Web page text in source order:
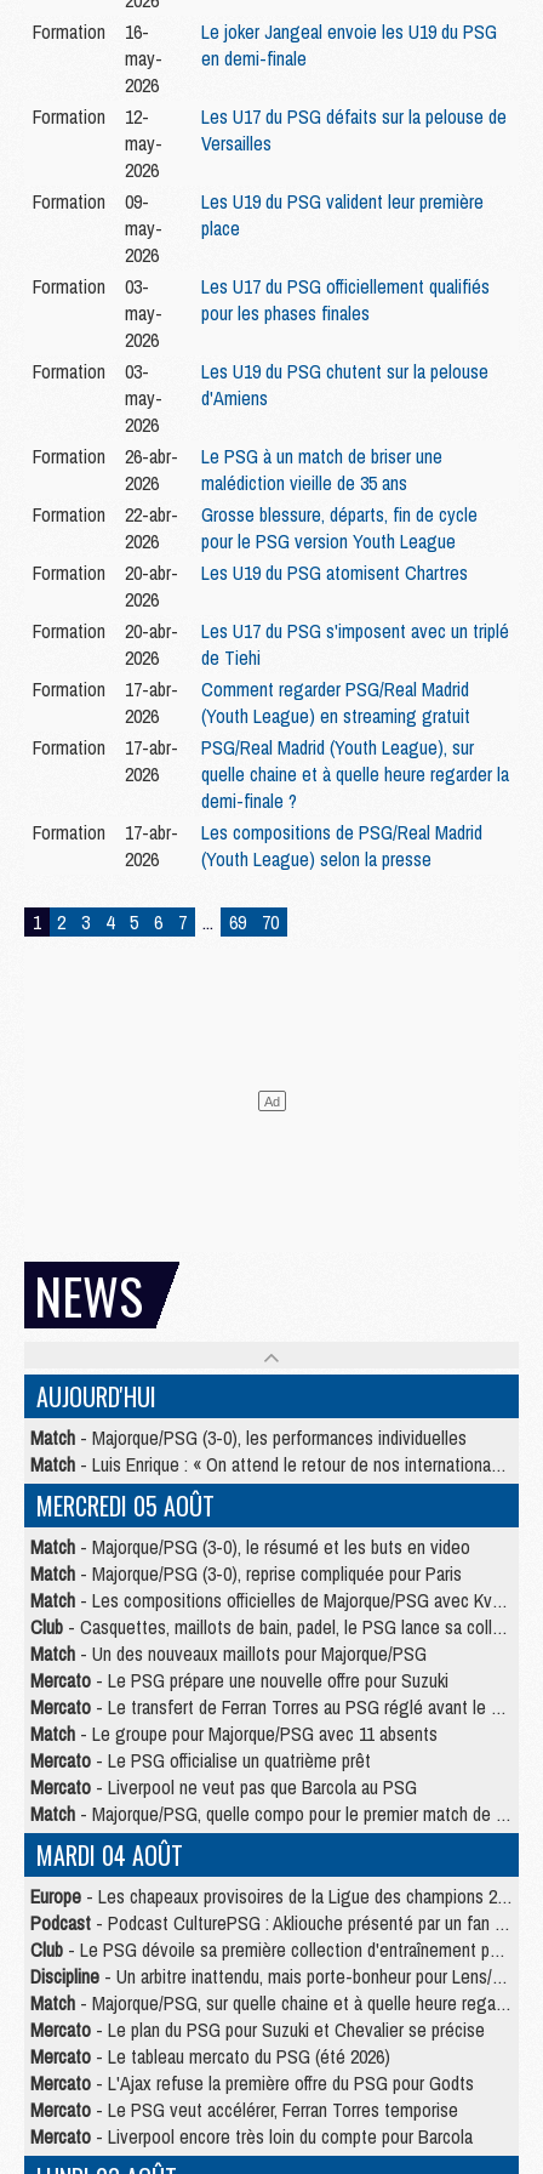
Formation
16-
may-
2026
Le joker Jangeal envoie les U19 du PSG
en demi-finale
Formation
12-
may-
2026
Les U17 du PSG défaits sur la pelouse de
Versailles
Formation
09-
may-
2026
Les U19 du PSG valident leur première
place
Formation
03-
may-
2026
Les U17 du PSG officiellement qualifiés
pour les phases finales
Formation
03-
may-
2026
Les U19 du PSG chutent sur la pelouse
d'Amiens
Formation
26-abr-
2026
Le PSG à un match de briser une
malédiction vieille de 35 ans
Formation
22-abr-
2026
Grosse blessure, départs, fin de cycle
pour le PSG version Youth League
Formation
20-abr-
2026
Les U19 du PSG atomisent Chartres
Formation
20-abr-
2026
Les U17 du PSG s'imposent avec un triplé
de Tiehi
Formation
17-abr-
2026
Comment regarder PSG/Real Madrid
(Youth League) en streaming gratuit
Formation
17-abr-
2026
PSG/Real Madrid (Youth League), sur
quelle chaine et à quelle heure regarder la
demi-finale ?
Formation
17-abr-
2026
Les compositions de PSG/Real Madrid
(Youth League) selon la presse
1 2 3 4 5 6 7 ... 69 70
NEWS
AUJOURD'HUI
Match - Majorque/PSG (3-0), les performances individuelles
Match - Luis Enrique : « On attend le retour de nos internationaux »
MERCREDI 05 AOÛT
Match - Majorque/PSG (3-0), le résumé et les buts en video
Match - Majorque/PSG (3-0), reprise compliquée pour Paris
Match - Les compositions officielles de Majorque/PSG avec Kvara et de nombreux jeunes
Club - Casquettes, maillots de bain, padel, le PSG lance sa collection été
Match - Un des nouveaux maillots pour Majorque/PSG
Mercato - Le PSG prépare une nouvelle offre pour Suzuki
Mercato - Le transfert de Ferran Torres au PSG réglé avant le 12 août ?
Match - Le groupe pour Majorque/PSG avec 11 absents
Mercato - Le PSG officialise un quatrième prêt
Mercato - Liverpool ne veut pas que Barcola au PSG
Match - Majorque/PSG, quelle compo pour le premier match de la saison 2026/27 ?
MARDI 04 AOÛT
Europe - Les chapeaux provisoires de la Ligue des champions 2026/27
Podcast - Podcast CulturePSG : Akliouche présenté par un fan de Monaco
Club - Le PSG dévoile sa première collection d'entraînement pour 2026/2027
Discipline - Un arbitre inattendu, mais porte-bonheur pour Lens/PSG
Match - Majorque/PSG, sur quelle chaine et à quelle heure regarder le match ?
Mercato - Le plan du PSG pour Suzuki et Chevalier se précise
Mercato - Le tableau mercato du PSG (été 2026)
Mercato - L'Ajax refuse la première offre du PSG pour Godts
Mercato - Le PSG veut accélérer, Ferran Torres temporise
Mercato - Liverpool encore très loin du compte pour Barcola